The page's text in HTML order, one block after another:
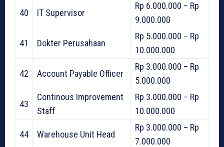
40 IT Supervisor
Rp 6.000.000 – Rp
9.000.000
41 Dokter Perusahaan
Rp 5.000.000 – Rp
10.000.000
42 Account Payable Officer
Rp 3.000.000 – Rp
5.000.000
43
Continous Improvement
Staff
Rp 3.000.000 – Rp
10.000.000
44 Warehouse Unit Head
Rp 3.000.000 – Rp
7.000.000